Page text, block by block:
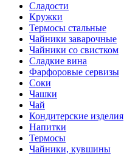
Сладости
Кружки
Термосы стальные
Чайники заварочные
Чайники со свистком
Сладкие вина
Фарфоровые сервизы
Соки
Чашки
Чай
Кондитерские изделия
Напитки
Термосы
Чайники, кувшины